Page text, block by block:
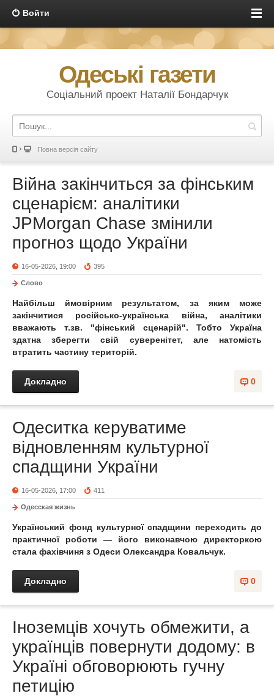
Войти
Одеські газети
Соціальний проект Наталії Бондарчук
Повна версія сайту
Війна закінчиться за фінським
сценарієм: аналітики
JPMorgan Chase змінили
прогноз щодо України
16-05-2026, 19:00 395
Слово
Найбільш ймовірним результатом, за яким може
закінчитися російсько-українська війна, аналітики
вважають т.зв. "фінський сценарій". Тобто Україна
здатна зберегти свій суверенітет, але натомість
втратить частину територій.
0
Докладно
Одеситка керуватиме
відновленням культурної
спадщини України
16-05-2026, 17:00 411
Одесская жизнь
Український фонд культурної спадщини переходить до
практичної роботи — його виконавчою директоркою
стала фахівчиня з Одеси Олександра Ковальчук.
0
Докладно
Іноземців хочуть обмежити, а
українців повернути додому: в
Україні обговорюють гучну
петицію